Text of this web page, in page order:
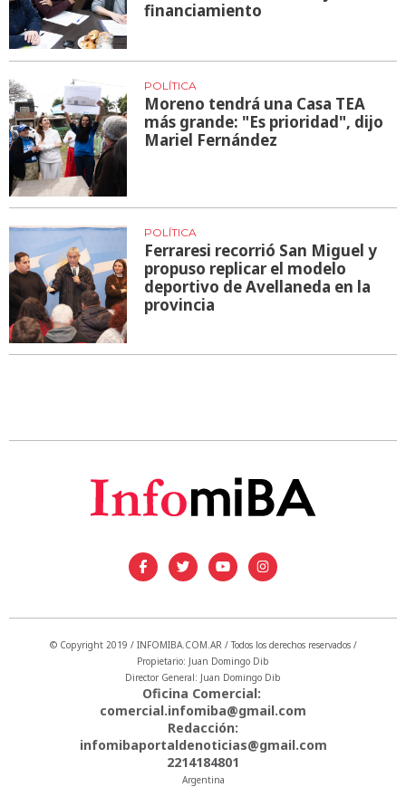
financiamiento
POLÍTICA
Moreno tendrá una Casa TEA
más grande: "Es prioridad", dijo
Mariel Fernández
POLÍTICA
Ferraresi recorrió San Miguel y
propuso replicar el modelo
deportivo de Avellaneda en la
provincia
© Copyright 2019 / INFOMIBA.COM.AR / Todos los derechos reservados /
Propietario: Juan Domingo Dib
Director General: Juan Domingo Dib
Oficina Comercial:
comercial.infomiba@gmail.com
Redacción:
infomibaportaldenoticias@gmail.com
2214184801
Argentina